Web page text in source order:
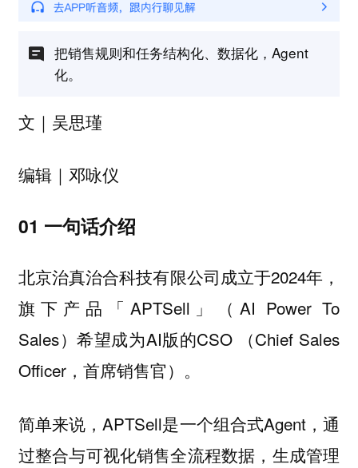
把销售规则和任务结构化、数据化，Agent
化。
文｜吴思瑾
编辑｜邓咏仪
01 一句话介绍
北京治真治合科技有限公司成立于2024年，
旗下产品「APTSell」（AI Power To
Sales）希望成为AI版的CSO （Chief Sales
Officer，首席销售官）。
简单来说，APTSell是一个组合式Agent，通
过整合与可视化销售全流程数据，生成管理